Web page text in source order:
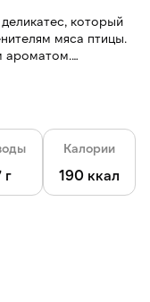
который
мяса птицы.
ароматом.
праздничному
подавать как в
для аперитива
Хорошо сочетается
г
Калории
190 ккал